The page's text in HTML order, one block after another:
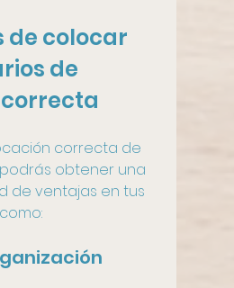
de colocar
de
correcta de
obtener una
de ventajas en tus
como: